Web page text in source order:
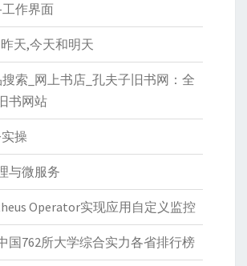
作界面
天,今天和明天
索_网上书店_孔夫子旧书网：全
书网站
操
与微服务
Operator实现应用自定义监控
国762所大学综合实力各省排行榜